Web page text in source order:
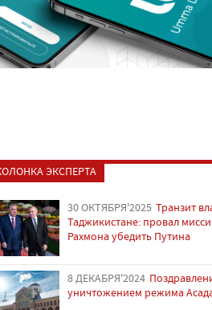
ЭКСПЕРТА
30 ОКТЯБРЯ'2025 Транзит
Таджикистане: провал
Рахмона убедить Путина
8 ДЕКАБРЯ'2024
уничтожением режима